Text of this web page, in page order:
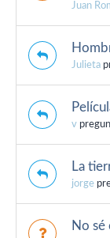
Juan
Julieta
v
La
jorge
No sé